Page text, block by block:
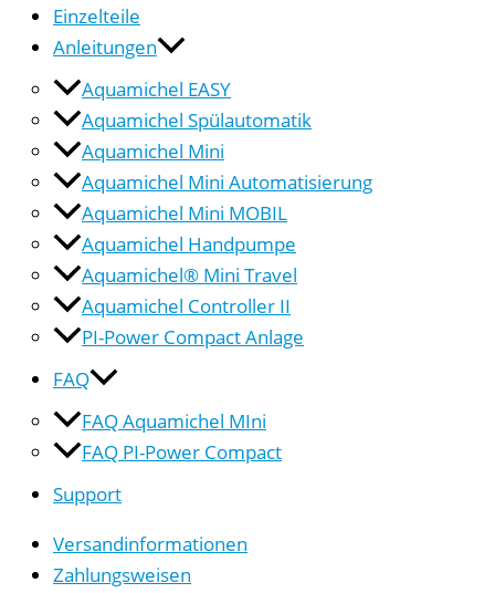
Einzelteile
Anleitungen
Aquamichel EASY
Aquamichel Spülautomatik
Aquamichel Mini
Aquamichel Mini Automatisierung
Aquamichel Mini MOBIL
Aquamichel Handpumpe
Aquamichel® Mini Travel
Aquamichel Controller II
PI-Power Compact Anlage
FAQ
FAQ Aquamichel MIni
FAQ PI-Power Compact
Support
Versandinformationen
Zahlungsweisen